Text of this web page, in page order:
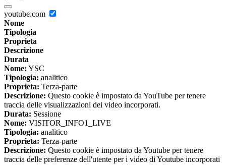
youtube.com
Nome
Tipologia
Proprieta
Descrizione
Durata
Nome: YSC
Tipologia: analitico
Proprieta: Terza-parte
Descrizione: Questo cookie è impostato da YouTube per tenere
traccia delle visualizzazioni dei video incorporati.
Durata: Sessione
Nome: VISITOR_INFO1_LIVE
Tipologia: analitico
Proprieta: Terza-parte
Descrizione: Questo cookie è impostato da Youtube per tenere
traccia delle preferenze dell'utente per i video di Youtube incorporati